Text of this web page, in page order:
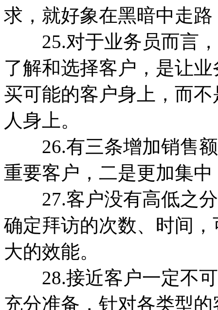
求，就好象在黑暗中走
25.对于业务员而言，
了解和选择客户，是让
买可能的客户身上，而
人身上。
26.有三条增加销售额
重要客户，二是更加集
27.客户没有高低之分
确定拜访的次数、时间
大的效能。
28.接近客户一定不可
充分准备，针对各类型